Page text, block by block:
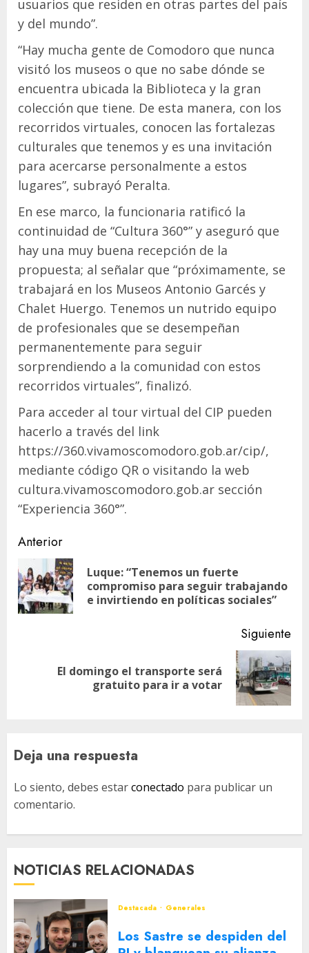
usuarios que residen en otras partes del país
y del mundo”.
“Hay mucha gente de Comodoro que nunca
visitó los museos o que no sabe dónde se
encuentra ubicada la Biblioteca y la gran
colección que tiene. De esta manera, con los
recorridos virtuales, conocen las fortalezas
culturales que tenemos y es una invitación
para acercarse personalmente a estos
lugares”, subrayó Peralta.
En ese marco, la funcionaria ratificó la
continuidad de “Cultura 360°” y aseguró que
hay una muy buena recepción de la
propuesta; al señalar que “próximamente, se
trabajará en los Museos Antonio Garcés y
Chalet Huergo. Tenemos un nutrido equipo
de profesionales que se desempeñan
permanentemente para seguir
sorprendiendo a la comunidad con estos
recorridos virtuales”, finalizó.
Para acceder al tour virtual del CIP pueden
hacerlo a través del link
https://360.vivamoscomodoro.gob.ar/cip/,
mediante código QR o visitando la web
cultura.vivamoscomodoro.gob.ar sección
“Experiencia 360°”.
Navegación
de
entradas
Anterior
Luque: “Tenemos un fuerte
compromiso para seguir trabajando
e invirtiendo en políticas sociales”
Siguiente
SiguienteEl domingo el transporte será
gratuito para ir a votar
Deja una respuesta
Lo siento, debes estarconectado para publicar un
comentario.
NOTICIAS RELACIONADAS
Destacada Generales
Los Sastre se despiden del